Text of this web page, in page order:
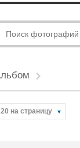
20 на страницу